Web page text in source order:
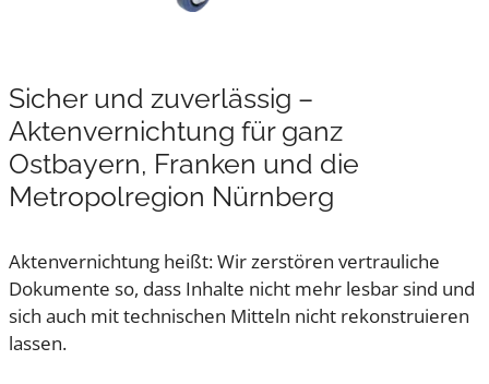
Sicher und zuverlässig –
Aktenvernichtung für ganz
Ostbayern, Franken und die
Metropolregion Nürnberg
Aktenvernichtung heißt: Wir zerstören vertrauliche
Dokumente so, dass Inhalte nicht mehr lesbar sind und
sich auch mit technischen Mitteln nicht rekonstruieren
lassen.